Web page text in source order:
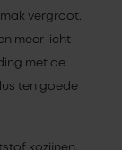
vergroot.
meer licht
met de
ten goede